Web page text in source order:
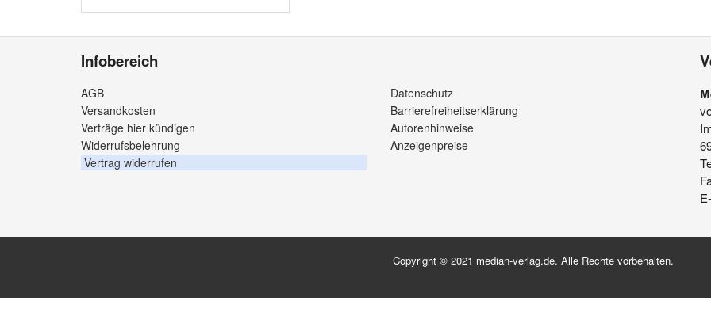
Infobereich
AGB
Versandkosten
Verträge hier kündigen
Widerrufsbelehrung
Vertrag widerrufen
Datenschutz
Barrierefreiheitserklärung
Autorenhinweise
Anzeigenpreise
Copyright © 2021 median-verlag.de. Alle Rechte vorbehalten.